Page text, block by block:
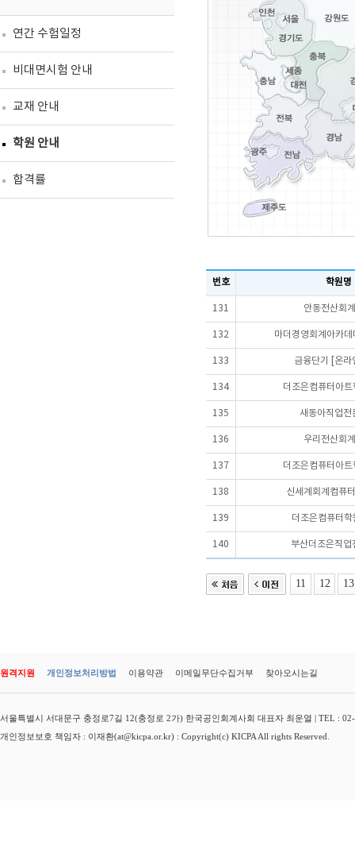
연간 수험일정
비대면시험 안내
교재 안내
학원 안내
합격률
번호 학원명
131 안동전산회
132 마더경영회계아카
133 금융단기 [온라
134 더조은컴퓨터아
135 새동아직업전
136 우리전산회
137 더조은컴퓨터아
138 신세계회계컴퓨
139 더조은컴퓨터
140 부산더조은직업
11 12 13
원격지원 개인정보처리방법 이용약관 이메일무단수집거부 찾아오시는길
서울특별시 서대문구 충정로7길 12(충정로 2가) 한국공인회계사회 대표자 최운열 | TEL :
개인정보보호 책임자 : 이재환(at@kicpa.or.kr) : Copyright(c) KICPA All rights Reserved.